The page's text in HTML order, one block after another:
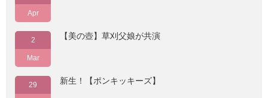
Apr
2
Mar
【美の壺】草刈父娘が共演
29 新生！【ポンキッキーズ】